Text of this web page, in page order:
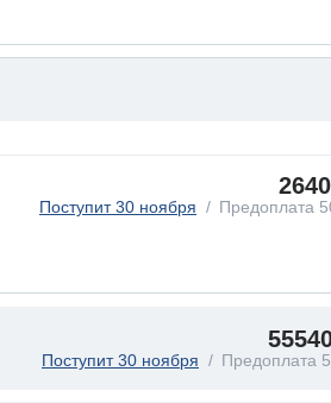
2640
Поступит 30 ноября Предоплата
Поступит 30 ноября Предоплата